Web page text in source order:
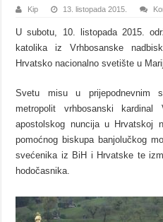
Kip 13. listopada 2015.
U subotu, 10. listopada 2015.
katolika iz Vrhbosanske
Hrvatsko nacionalno svetište u
Svetu misu u prijepodnevnim
metropolit vrhbosanski
apostolskog nuncija u Hrvatskoj
pomoćnog biskupa banjolučkog
svećenika iz BiH i Hrvatske te
hodočasnika.